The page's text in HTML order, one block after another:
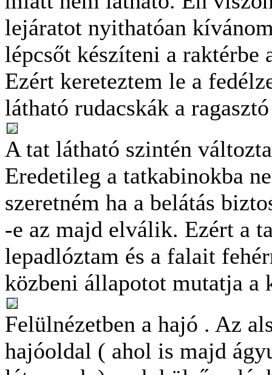
lejáratot nyithatóan
lépcsőt készíteni a raktérbe
Ezért kereteztem le a
látható rudacskák a
A tat látható szintén
Eredetileg a tatkabinokba
szeretném ha a belátás
-e az majd elválik. Ezért a
lepadlóztam és a falait
közbeni állapotot mutatja a
Felülnézetben a hajó . Az
hajóoldal ( ahol is majd